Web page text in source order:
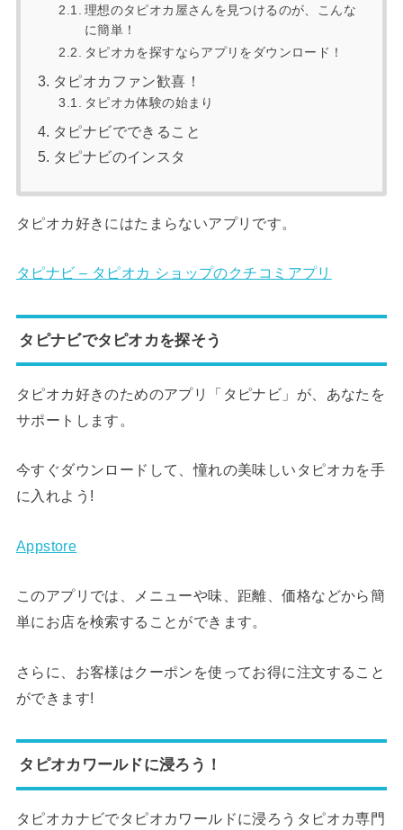
理想のタピオカ屋さんを見つけるのが、こんな
に簡単！
タピオカを探すならアプリをダウンロード！
タピオカファン歓喜！
タピオカ体験の始まり
タピナビでできること
タピナビのインスタ
タピオカ好きにはたまらないアプリです。
タピナビ – タピオカ ショップのクチコミアプリ
タピナビでタピオカを探そう
タピオカ好きのためのアプリ「タピナビ」が、あなたを
サポートします。
今すぐダウンロードして、憧れの美味しいタピオカを手
に入れよう!
Appstore
このアプリでは、メニューや味、距離、価格などから簡
単にお店を検索することができます。
さらに、お客様はクーポンを使ってお得に注文すること
ができます!
タピオカワールドに浸ろう！
タピオカナビでタピオカワールドに浸ろうタピオカ専門